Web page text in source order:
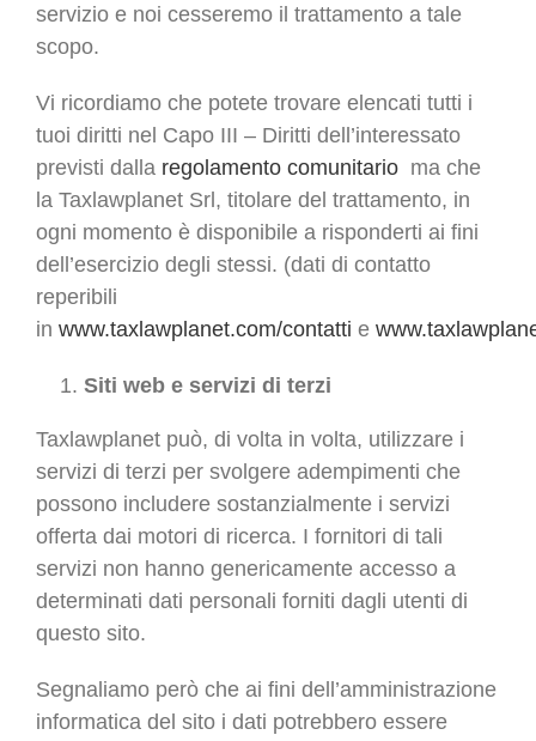
servizio e noi cesseremo il trattamento a tale
scopo.
Vi ricordiamo che potete trovare elencati tutti i
tuoi diritti nel Capo III – Diritti dell’interessato
previsti dalla regolamento comunitario ma che
la Taxlawplanet Srl, titolare del trattamento, in
ogni momento è disponibile a risponderti ai fini
dell’esercizio degli stessi. (dati di contatto
reperibili
in www.taxlawplanet.com/contatti e
Siti web e servizi di terzi
Taxlawplanet può, di volta in volta, utilizzare i
servizi di terzi per svolgere adempimenti che
possono includere sostanzialmente i servizi
offerta dai motori di ricerca. I fornitori di tali
servizi non hanno genericamente accesso a
determinati dati personali forniti dagli utenti di
questo sito.
Segnaliamo però che ai fini dell’amministrazione
informatica del sito i dati potrebbero essere